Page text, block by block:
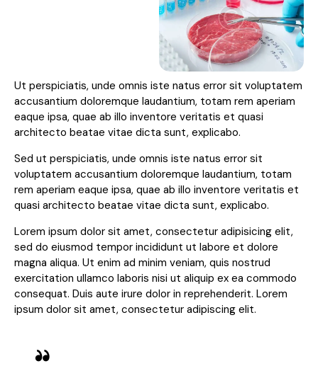
Ut perspiciatis, unde omnis iste natus error sit voluptatem
accusantium doloremque laudantium, totam rem aperiam
eaque ipsa, quae ab illo inventore veritatis et quasi
architecto beatae vitae dicta sunt, explicabo.
Sed ut perspiciatis, unde omnis iste natus error sit
voluptatem accusantium doloremque laudantium, totam
rem aperiam eaque ipsa, quae ab illo inventore veritatis et
quasi architecto beatae vitae dicta sunt, explicabo.
Lorem ipsum dolor sit amet, consectetur adipisicing elit,
sed do eiusmod tempor incididunt ut labore et dolore
magna aliqua. Ut enim ad minim veniam, quis nostrud
exercitation ullamco laboris nisi ut aliquip ex ea commodo
consequat. Duis aute irure dolor in reprehenderit. Lorem
ipsum dolor sit amet, consectetur adipiscing elit.